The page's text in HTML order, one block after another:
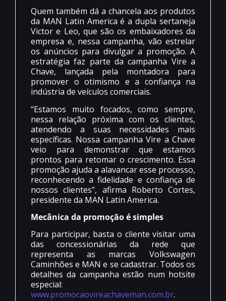
Quem também dá a chancela aos produtos
da MAN Latin America é a dupla sertaneja
Victor e Leo, que são os embaixadores da
empresa e, nessa campanha, vão estrelar
os anúncios para divulgar a promoção. A
estratégia faz parte da campanha Vire a
Chave, lançada pela montadora para
promover o otimismo e a confiança na
indústria de veículos comerciais.
“Estamos muito focados, como sempre,
nessa relação próxima com os clientes,
atendendo a suas necessidades mais
específicas. Nossa campanha Vire a Chave
veio para demonstrar que estamos
prontos para retomar o crescimento. Essa
promoção ajuda a alavancar esse processo,
reconhecendo a fidelidade e confiança de
nossos clientes”, afirma Roberto Cortes,
presidente da MAN Latin America.
Mecânica da promoção é simples
Para participar, basta o cliente visitar uma
das concessionárias da rede que
representa as marcas Volkswagen
Caminhões e MAN e se cadastrar. Todos os
detalhes da campanha estão num hotsite
especial:
www.promocaovireachaveman.com.br.